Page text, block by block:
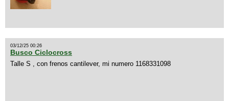
03/12/25 00:26
Busco Ciclocross
Talle S , con frenos cantilever, mi numero 1168331098